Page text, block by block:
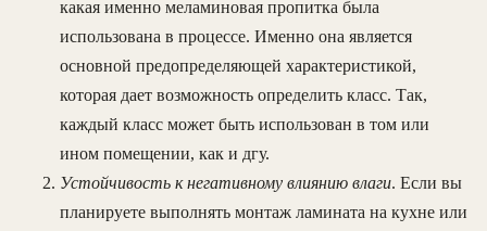
какая именно меламиновая пропитка была
использована в процессе. Именно она является
основной предопределяющей характеристикой,
которая дает возможность определить класс. Так,
каждый класс может быть использован в том или
ином помещении, как и дгу.
Устойчивость к негативному влиянию влаги. Если вы
планируете выполнять монтаж ламината на кухне или